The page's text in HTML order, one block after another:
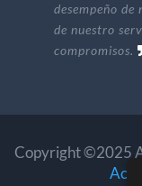
desempeño
de nuestro
compromisos.
Copyright ©2025